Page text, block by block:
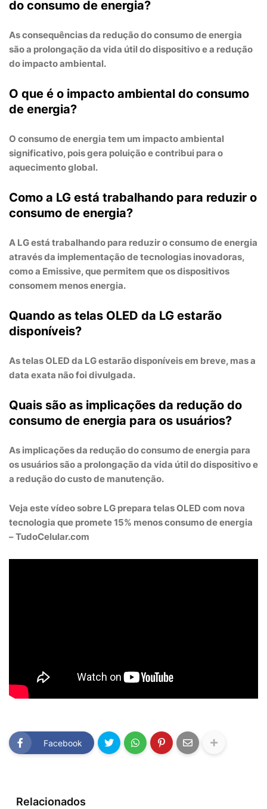
do consumo de energia?
As consequências da redução do consumo de energia
são a prolongação da vida útil do dispositivo e a redução
do impacto ambiental.
O que é o impacto ambiental do consumo
de energia?
O consumo de energia tem um impacto ambiental
significativo, pois gera poluição e contribui para o
aquecimento global.
Como a LG está trabalhando para reduzir o
consumo de energia?
A LG está trabalhando para reduzir o consumo de energia
através da implementação de tecnologias inovadoras,
como a Emissive, que permitem que os dispositivos
consomem menos energia.
Quando as telas OLED da LG estarão
disponíveis?
As telas OLED da LG estarão disponíveis em breve, mas a
data exata não foi divulgada.
Quais são as implicações da redução do
consumo de energia para os usuários?
As implicações da redução do consumo de energia para
os usuários são a prolongação da vida útil do dispositivo e
a redução do custo de manutenção.
Veja este vídeo sobre LG prepara telas OLED com nova
tecnologia que promete 15% menos consumo de energia
– TudoCelular.com
Facebook
Relacionados